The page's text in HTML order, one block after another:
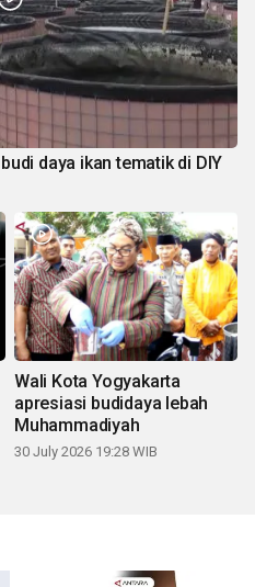
daya ikan tematik di DIY
Wali Kota Yogyakarta
apresiasi budidaya lebah
Muhammadiyah
30 July 2026 19:28 WIB